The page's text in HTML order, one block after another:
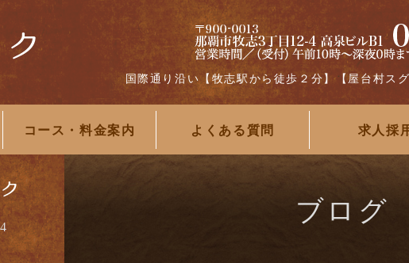
国際通り沿い【牧志駅から徒歩２分】【屋台村ス
コース・料金案内 よくある質問 求人採
ブログ